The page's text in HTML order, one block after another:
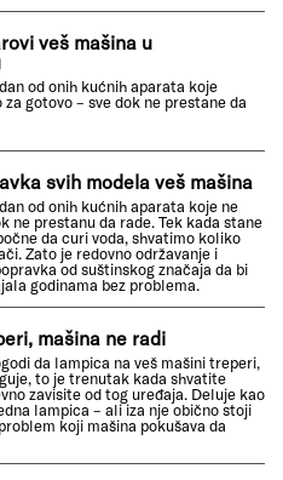
veš mašina u
od onih kućnih aparata koje
za gotovo – sve dok ne prestane da
svih modela veš mašina
od onih kućnih aparata koje ne
ne prestanu da rade. Tek kada stane
da curi voda, shvatimo koliko
Zato je redovno održavanje i
od suštinskog značaja da bi
godinama bez problema.
mašina ne radi
da lampica na veš mašini treperi,
to je trenutak kada shvatite
zavisite od tog uređaja. Deluje kao
lampica – ali iza nje obično stoji
koji mašina pokušava da